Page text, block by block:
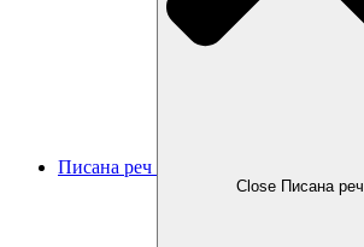
Писана реч
Close Писана реч